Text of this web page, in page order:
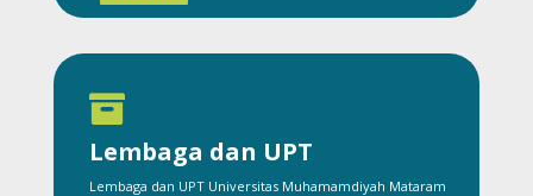

Lembaga dan UPT
Lembaga dan UPT Universitas Muhamamdiyah Mataram